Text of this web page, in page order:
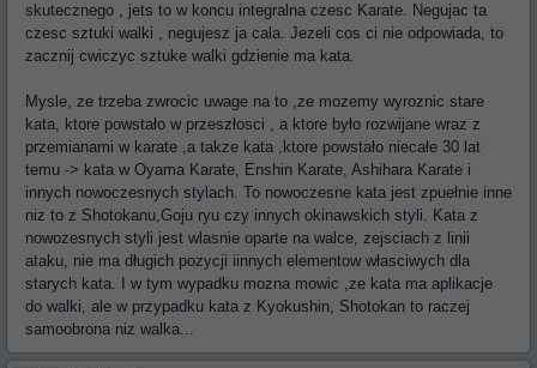
skutecznego , jets to w koncu integralna czesc Karate. Negujac ta
czesc sztuki walki , negujesz ja cala. Jezeli cos ci nie odpowiada, to
zacznij cwiczyc sztuke walki gdzienie ma kata.
Mysle, ze trzeba zwrocic uwage na to ,ze mozemy wyroznic stare
kata, ktore powstało w przeszłosci , a ktore było rozwijane wraz z
przemianami w karate ,a takze kata ,ktore powstało niecałe 30 lat
temu -> kata w Oyama Karate, Enshin Karate, Ashihara Karate i
innych nowoczesnych stylach. To nowoczesne kata jest zpuełnie inne
niz to z Shotokanu,Goju ryu czy innych okinawskich styli. Kata z
nowozesnych styli jest wlasnie oparte na walce, zejsciach z linii
ataku, nie ma długich pozycji iinnych elementow własciwych dla
starych kata. I w tym wypadku mozna mowic ,ze kata ma aplikacje
do walki, ale w przypadku kata z Kyokushin, Shotokan to raczej
samoobrona niz walka...